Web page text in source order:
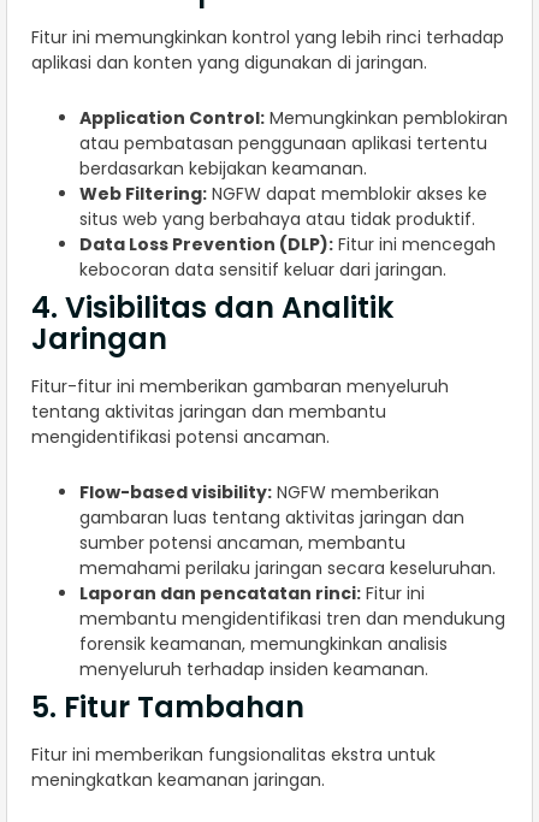
Fitur ini memungkinkan kontrol yang lebih rinci terhadap
aplikasi dan konten yang digunakan di jaringan.
Application Control: Memungkinkan pemblokiran
atau pembatasan penggunaan aplikasi tertentu
berdasarkan kebijakan keamanan.
Web Filtering: NGFW dapat memblokir akses ke
situs web yang berbahaya atau tidak produktif.
Data Loss Prevention (DLP): Fitur ini mencegah
kebocoran data sensitif keluar dari jaringan.
4. Visibilitas dan Analitik
Jaringan
Fitur-fitur ini memberikan gambaran menyeluruh
tentang aktivitas jaringan dan membantu
mengidentifikasi potensi ancaman.
Flow-based visibility: NGFW memberikan
gambaran luas tentang aktivitas jaringan dan
sumber potensi ancaman, membantu
memahami perilaku jaringan secara keseluruhan.
Laporan dan pencatatan rinci: Fitur ini
membantu mengidentifikasi tren dan mendukung
forensik keamanan, memungkinkan analisis
menyeluruh terhadap insiden keamanan.
5. Fitur Tambahan
Fitur ini memberikan fungsionalitas ekstra untuk
meningkatkan keamanan jaringan.